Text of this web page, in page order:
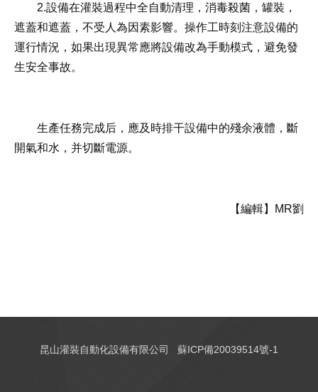
2.設備在灌裝過程中全自動清理，消毒殺菌，罐裝，
遮蓋和遮蓋，不受人為因素影響。操作工時刻注意設備的
運行情況，如果出現異常應將設備改為手動模式，避免發
生安全事故。
生產任務完成后，應及時排干設備中的殘余液體，斷
開氣和水，并切斷電源。
【編輯】MR劉
昆山灌裝自動化設備有限公司 蘇ICP備20039514號-1